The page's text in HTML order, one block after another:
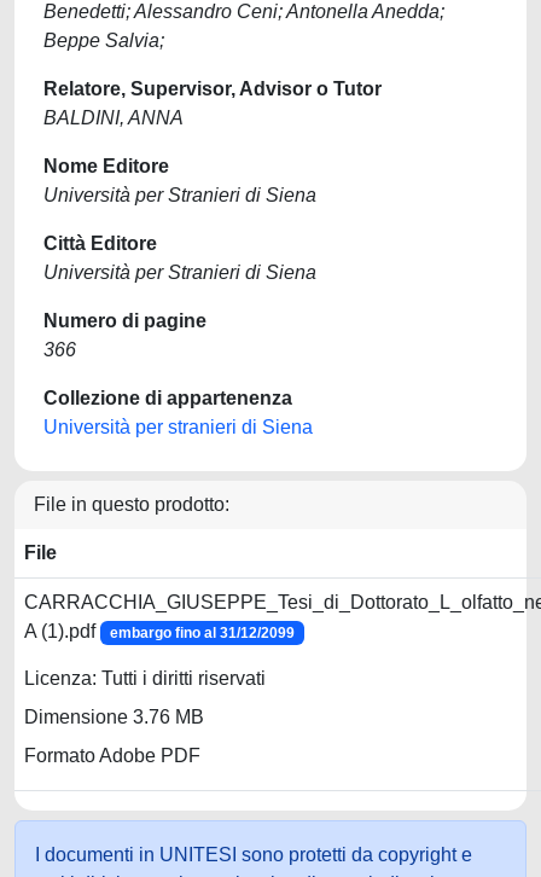
Benedetti; Alessandro Ceni; Antonella Anedda;
Beppe Salvia;
Relatore, Supervisor, Advisor o Tutor
BALDINI, ANNA
Nome Editore
Università per Stranieri di Siena
Città Editore
Università per Stranieri di Siena
Numero di pagine
366
Collezione di appartenenza
Università per stranieri di Siena
File in questo prodotto:
File
A (1).pdf
embargo fino al 31/12/2099
Licenza: Tutti i diritti riservati
Dimensione 3.76 MB
Formato Adobe PDF
I documenti in UNITESI sono protetti da copyright e